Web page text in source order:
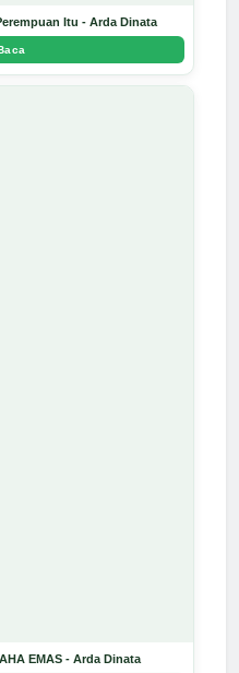
Itu - Arda Dinata
EMAS - Arda Dinata